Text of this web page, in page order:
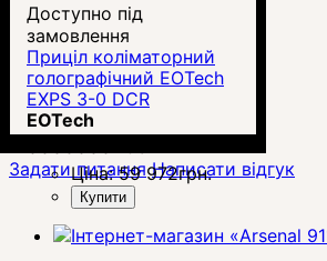
Доступно під
замовлення
Приціл коліматорний
голографічний EOTech
EXPS 3-0 DCR
EOTech
Ціна:59 972грн.
Купити
Задати питання Написати відгук